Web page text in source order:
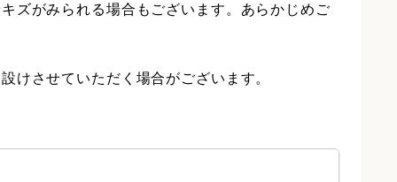
ズがみられる場合もございます。あらかじめご
けさせていただく場合がございます。